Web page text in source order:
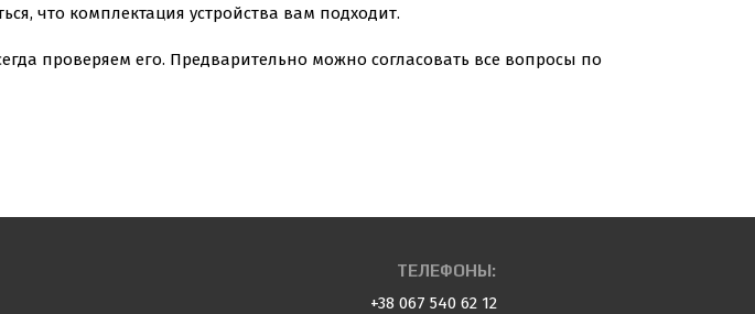
что комплектация устройства вам подходит.
проверяем его. Предварительно можно согласовать все вопросы по
ТЕЛЕФОНЫ:
+38 067 540 62 12